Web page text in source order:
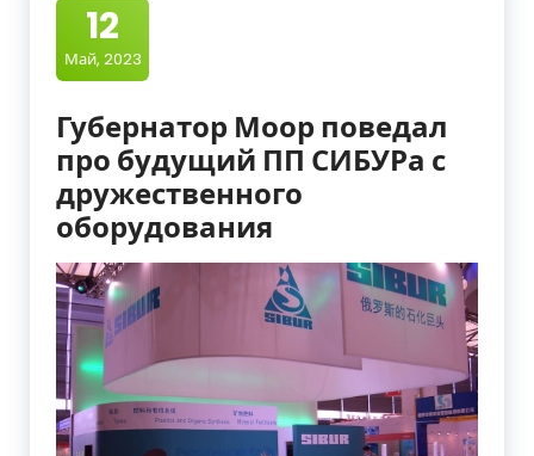
12
Май, 2023
Губернатор Моор поведал
про будущий ПП СИБУРа с
дружественного
оборудования